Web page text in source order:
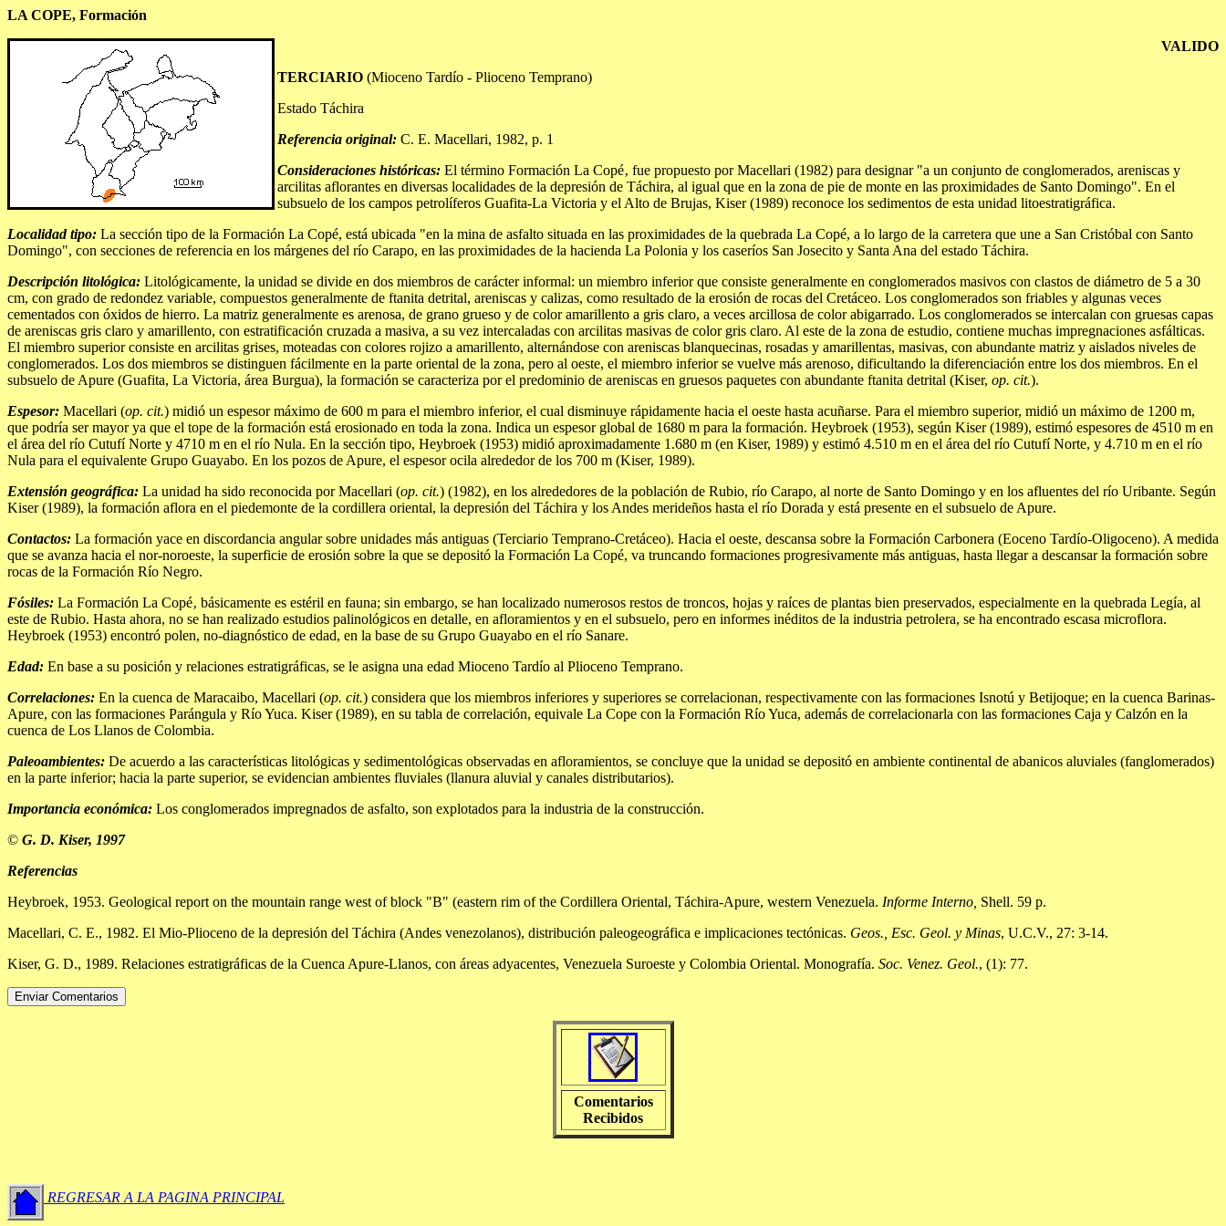
LA COPE, Formación
VALIDO
TERCIARIO (Mioceno Tardío - Plioceno Temprano)
Estado Táchira
Referencia original: C. E. Macellari, 1982, p. 1
Consideraciones históricas: El término Formación La Copé‚ fue propuesto por Macellari (1982) para designar "a un conjunto de conglomerados, areniscas y
arcilitas aflorantes en diversas localidades de la depresión de Táchira, al igual que en la zona de pie de monte en las proximidades de Santo Domingo". En el
subsuelo de los campos petrolíferos Guafita-La Victoria y el Alto de Brujas, Kiser (1989) reconoce los sedimentos de esta unidad litoestratigráfica.
Localidad tipo: La sección tipo de la Formación La Copé, está ubicada "en la mina de asfalto situada en las proximidades de la quebrada La Copé, a lo largo de la carretera que une a San Cristóbal con Santo
Domingo", con secciones de referencia en los márgenes del río Carapo, en las proximidades de la hacienda La Polonia y los caseríos San Josecito y Santa Ana del estado Táchira.
Descripción litológica: Litológicamente, la unidad se divide en dos miembros de carácter informal: un miembro inferior que consiste generalmente en conglomerados masivos con clastos de diámetro de 5 a 30
cm, con grado de redondez variable, compuestos generalmente de ftanita detrital, areniscas y calizas, como resultado de la erosión de rocas del Cretáceo. Los conglomerados son friables y algunas veces
cementados con óxidos de hierro. La matriz generalmente es arenosa, de grano grueso y de color amarillento a gris claro, a veces arcillosa de color abigarrado. Los conglomerados se intercalan con gruesas capas
de areniscas gris claro y amarillento, con estratificación cruzada a masiva, a su vez intercaladas con arcilitas masivas de color gris claro. Al este de la zona de estudio, contiene muchas impregnaciones asfálticas.
El miembro superior consiste en arcilitas grises, moteadas con colores rojizo a amarillento, alternándose con areniscas blanquecinas, rosadas y amarillentas, masivas, con abundante matriz y aislados niveles de
conglomerados. Los dos miembros se distinguen fácilmente en la parte oriental de la zona, pero al oeste, el miembro inferior se vuelve más arenoso, dificultando la diferenciación entre los dos miembros. En el
subsuelo de Apure (Guafita, La Victoria, área Burgua), la formación se caracteriza por el predominio de areniscas en gruesos paquetes con abundante ftanita detrital (Kiser, op. cit.).
Espesor: Macellari (op. cit.) midió un espesor máximo de 600 m para el miembro inferior, el cual disminuye rápidamente hacia el oeste hasta acuñarse. Para el miembro superior, midió un máximo de 1200 m,
que podría ser mayor ya que el tope de la formación está erosionado en toda la zona. Indica un espesor global de 1680 m para la formación. Heybroek (1953), según Kiser (1989), estimó espesores de 4510 m en
el área del río Cutufí Norte y 4710 m en el río Nula. En la sección tipo, Heybroek (1953) midió aproximadamente 1.680 m (en Kiser, 1989) y estimó 4.510 m en el área del río Cutufí Norte, y 4.710 m en el río
Nula para el equivalente Grupo Guayabo. En los pozos de Apure, el espesor ocila alrededor de los 700 m (Kiser, 1989).
Extensión geográfica: La unidad ha sido reconocida por Macellari (op. cit.) (1982), en los alrededores de la población de Rubio, río Carapo, al norte de Santo Domingo y en los afluentes del río Uribante. Según
Kiser (1989), la formación aflora en el piedemonte de la cordillera oriental, la depresión del Táchira y los Andes merideños hasta el río Dorada y está presente en el subsuelo de Apure.
Contactos: La formación yace en discordancia angular sobre unidades más antiguas (Terciario Temprano-Cretáceo). Hacia el oeste, descansa sobre la Formación Carbonera (Eoceno Tardío-Oligoceno). A medida
que se avanza hacia el nor-noroeste, la superficie de erosión sobre la que se depositó la Formación La Copé, va truncando formaciones progresivamente más antiguas, hasta llegar a descansar la formación sobre
rocas de la Formación Río Negro.
Fósiles: La Formación La Copé‚ básicamente es estéril en fauna; sin embargo, se han localizado numerosos restos de troncos, hojas y raíces de plantas bien preservados, especialmente en la quebrada Legía, al
este de Rubio. Hasta ahora, no se han realizado estudios palinológicos en detalle, en afloramientos y en el subsuelo, pero en informes inéditos de la industria petrolera, se ha encontrado escasa microflora.
Heybroek (1953) encontró polen, no-diagnóstico de edad, en la base de su Grupo Guayabo en el río Sanare.
Edad: En base a su posición y relaciones estratigráficas, se le asigna una edad Mioceno Tardío al Plioceno Temprano.
Correlaciones: En la cuenca de Maracaibo, Macellari (op. cit.) considera que los miembros inferiores y superiores se correlacionan, respectivamente con las formaciones Isnotú y Betijoque; en la cuenca Barinas-
Apure, con las formaciones Parángula y Río Yuca. Kiser (1989), en su tabla de correlación, equivale La Cope con la Formación Río Yuca, además de correlacionarla con las formaciones Caja y Calzón en la
cuenca de Los Llanos de Colombia.
Paleoambientes: De acuerdo a las características litológicas y sedimentológicas observadas en afloramientos, se concluye que la unidad se depositó en ambiente continental de abanicos aluviales (fanglomerados)
en la parte inferior; hacia la parte superior, se evidencian ambientes fluviales (llanura aluvial y canales distributarios).
Importancia económica: Los conglomerados impregnados de asfalto, son explotados para la industria de la construcción.
© G. D. Kiser, 1997
Referencias
Heybroek, 1953. Geological report on the mountain range west of block "B" (eastern rim of the Cordillera Oriental, Táchira-Apure, western Venezuela. Informe Interno, Shell. 59 p.
Macellari, C. E., 1982. El Mio-Plioceno de la depresión del Táchira (Andes venezolanos), distribución paleogeográfica e implicaciones tectónicas. Geos., Esc. Geol. y Minas, U.C.V., 27: 3-14.
Kiser, G. D., 1989. Relaciones estratigráficas de la Cuenca Apure-Llanos, con áreas adyacentes, Venezuela Suroeste y Colombia Oriental. Monografía. Soc. Venez. Geol., (1): 77.
Comentarios
Recibidos
REGRESAR A LA PAGINA PRINCIPAL